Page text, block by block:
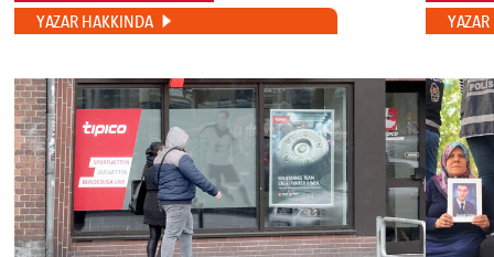
YAZAR HAKKINDA